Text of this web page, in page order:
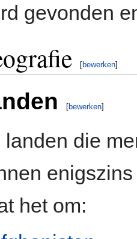
gevonden
[bewerken]
[bewerken]
landen die
het om: